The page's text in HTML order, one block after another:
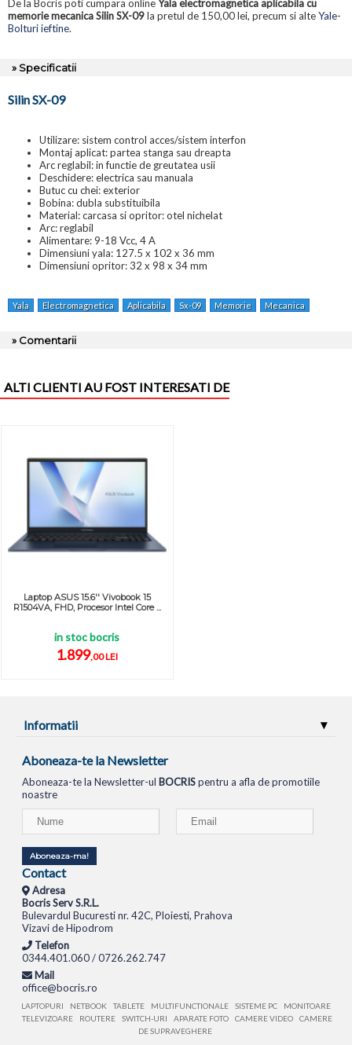
De la Bocris poti cumpara onlineYala electromagnetica aplicabila cu
memorie mecanica Silin SX-09la pretul de 150,00 lei, precum si alteYale-
Bolturi ieftine.
» Specificatii
Silin SX-09
Utilizare: sistem control acces/sistem interfon
Montaj aplicat: partea stanga sau dreapta
Arc reglabil: in functie de greutatea usii
Deschidere: electrica sau manuala
Butuc cu chei: exterior
Bobina: dubla substituibila
Material: carcasa si opritor: otel nichelat
Arc: reglabil
Alimentare: 9-18 Vcc, 4 A
Dimensiuni yala: 127.5 x 102 x 36 mm
Dimensiuni opritor: 32 x 98 x 34 mm
Yala Electromagnetica Aplicabila Sx-09 Memorie Mecanica
» Comentarii
ALTI CLIENTI AU FOST INTERESATI DE
Laptop ASUS 15.6'' Vivobook 15
R1504VA, FHD, Procesor Intel Core ...
in stoc bocris
1.899,00 LEI
Informatii
Aboneaza-te la Newsletter
Aboneaza-te la Newsletter-ul BOCRISpentru a afla de promotiile
noastre
Aboneaza-ma!
Contact
Adresa
Bocris Serv S.R.L.
Bulevardul Bucuresti nr. 42C, Ploiesti, Prahova
Vizavi de Hipodrom
Telefon
0344.401.060 / 0726.262.747
Mail
office@bocris.ro
LAPTOPURI NETBOOK TABLETE MULTIFUNCTIONALE SISTEME PC
MONITOARE
TELEVIZOARE
ROUTERE SWITCH-URI APARATE FOTO CAMERE VIDEO
CAMERE
DE SUPRAVEGHERE